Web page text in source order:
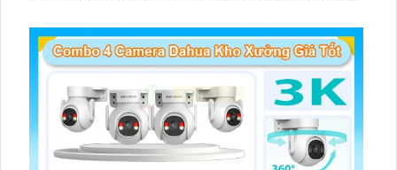
giám sát có màu vào ban đêm